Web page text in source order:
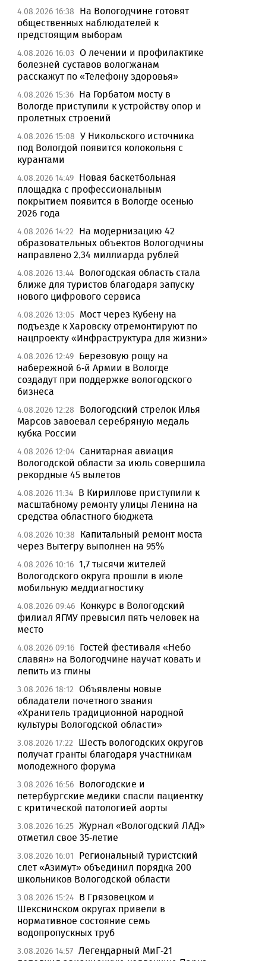
4.08.2026 16:38
На Вологодчине готовят
общественных наблюдателей к
предстоящим выборам
4.08.2026 16:03 О лечении и профилактике
болезней суставов вологжанам
расскажут по «Телефону здоровья»
4.08.2026 15:36 На Горбатом мосту в
Вологде приступили к устройству опор и
пролетных строений
4.08.2026 15:08 У Никольского источника
под Вологдой появится колокольня с
курантами
4.08.2026 14:49 Новая баскетбольная
площадка с профессиональным
покрытием появится в Вологде осенью
2026 года
4.08.2026 14:22
На модернизацию 42
образовательных объектов Вологодчины
направлено 2,34 миллиарда рублей
4.08.2026 13:44 Вологодская область стала
ближе для туристов благодаря запуску
нового цифрового сервиса
4.08.2026 13:05 Мост через Кубену на
подъезде к Харовску отремонтируют по
нацпроекту «Инфраструктура для жизни»
4.08.2026 12:49 Березовую рощу на
набережной 6-й Армии в Вологде
создадут при поддержке вологодского
бизнеса
4.08.2026 12:28
Вологодский стрелок Илья
Марсов завоевал серебряную медаль
кубка России
4.08.2026 12:04 Санитарная авиация
Вологодской области за июль совершила
рекордные 45 вылетов
4.08.2026 11:34 В Кириллове приступили к
масштабному ремонту улицы Ленина на
средства областного бюджета
4.08.2026 10:38
Капитальный ремонт моста
через Вытегру выполнен на 95%
4.08.2026 10:16 1,7 тысячи жителей
Вологодского округа прошли в июле
мобильную меддиагностику
4.08.2026 09:46 Конкурс в Вологодский
филиал ЯГМУ превысил пять человек на
место
4.08.2026 09:16 Гостей фестиваля «Небо
славян» на Вологодчине научат ковать и
лепить из глины
3.08.2026 18:12 Объявлены новые
обладатели почетного звания
«Хранитель традиционной народной
культуры Вологодской области»
3.08.2026 17:22
Шесть вологодских округов
получат гранты благодаря участникам
молодежного форума
3.08.2026 16:56 Вологодские и
петербургские медики спасли пациентку
с критической патологией аорты
3.08.2026 16:25 Журнал «Вологодский ЛАД»
отметил свое 35-летие
3.08.2026 16:01
Региональный туристский
слет «Азимут» объединил порядка 200
школьников Вологодской области
3.08.2026 15:24 В Грязовецком и
Шекснинском округах привели в
нормативное состояние семь
водопропускных труб
3.08.2026 14:57 Легендарный МиГ-21